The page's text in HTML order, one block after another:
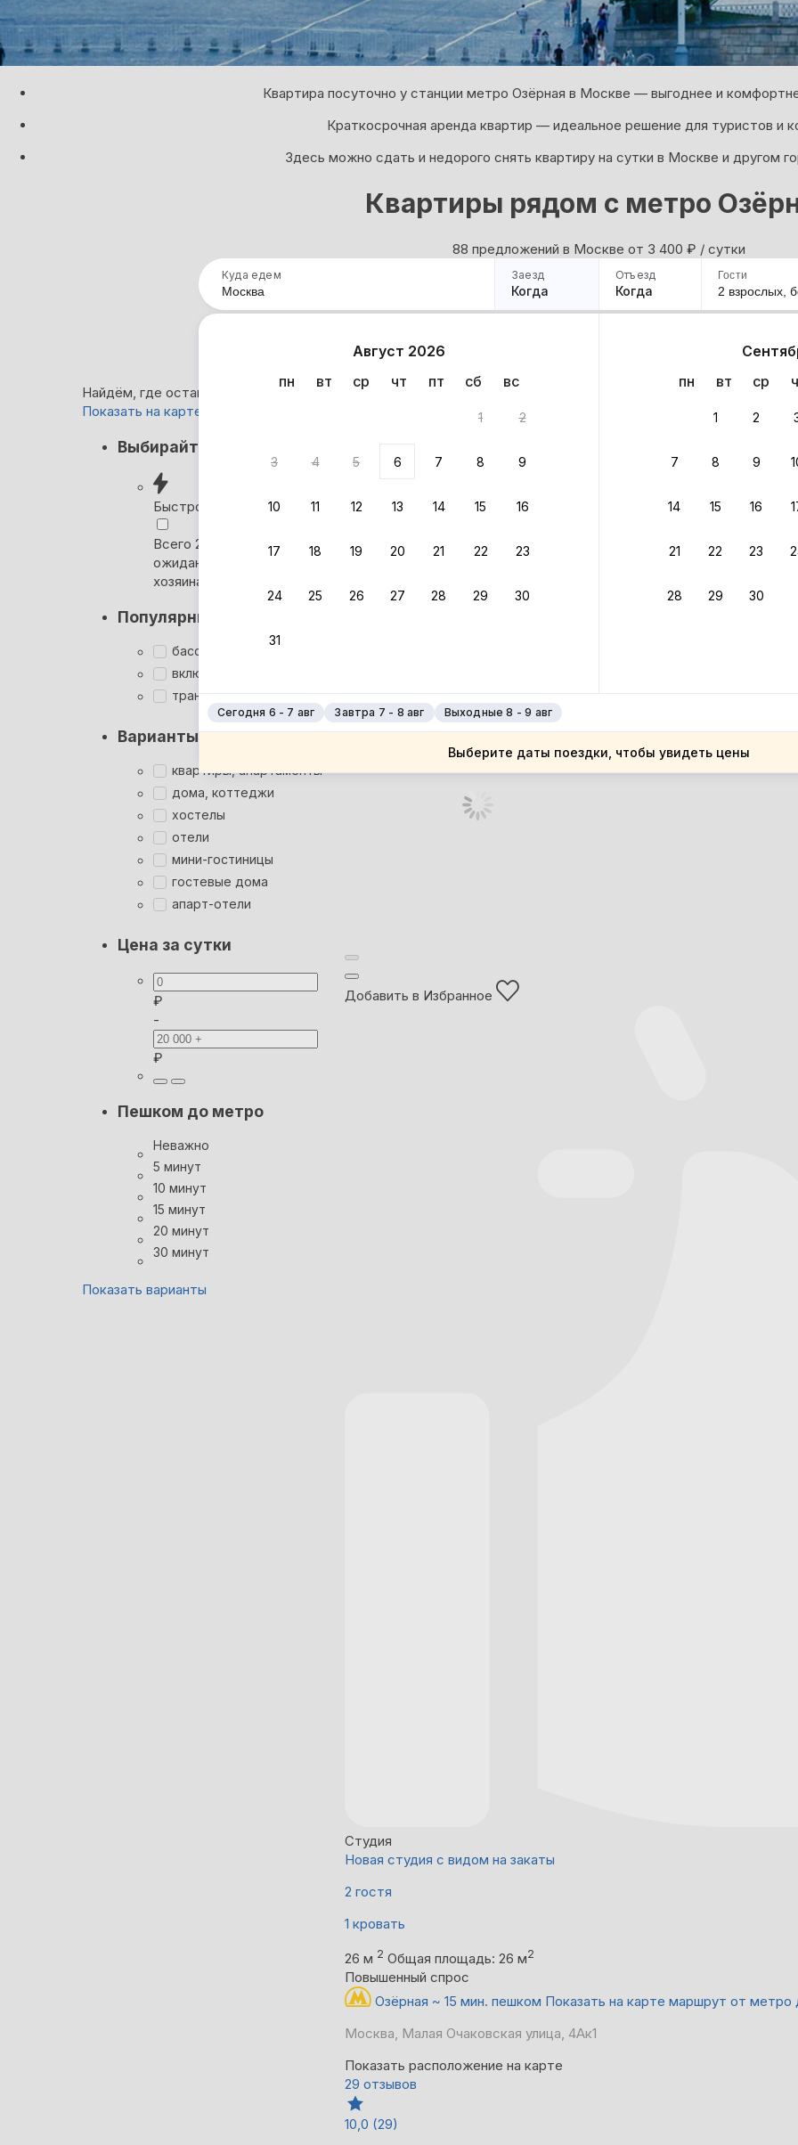
Квартира посуточно у станции метро Озёрная в Москве — выгоднее и
Краткосрочная аренда квартир — идеальное решение для туристов и
Здесь можно сдать и недорого снять квартиру на сутки в Москве и другом
Квартиры рядом с метро
88 предложений в Москве oт 3 400 ₽ / сутки
Куда едем Заезд
Когда
Отъезд
Когда
Август 2026
пн
вт ср чт пт сб вс
1 2
3 4 5 6 7 8 9
10 11 12 13 14 15 16
17 18 19 20 21 22 23
24 25 26 27 28 29 30
31
пн
вт ср
1 2
7 8 9
14 15 16
21 22 23
28 29 30
Сегодня 6 - 7 авг Завтра 7 - 8 авг Выходные 8 - 9 авг
Выберите даты поездки, чтобы увидеть цены
Гости
2 взрослых,
Найдём, где остановиться в Москве: 88 вариантов
Показать на карте
Выбирайте лучшее
Быстрое бронирование
Всего 2 минуты, без
ожидания ответа от
хозяина
Популярные фильтры
бассейн
включён завтрак
трансфер
Варианты размещения
квартиры, апартаменты
дома, коттеджи
хостелы
отели
мини-гостиницы
гостевые дома
апарт-отели
Цена за сутки
₽
-
₽
Пешком до метро
Неважно
5 минут
10 минут
15 минут
20 минут
30 минут
Показать варианты
Вернём бонусами
Суперхозяин
Добавить в Избранное
Студия
Новая студия с видом на закаты
2 гостя
1 кровать
26 м 2 Общая площадь: 26 м2
Повышенный спрос
Озёрная ~ 15 мин. пешком Показать на карте маршрут от метро
Москва, Малая Очаковская улица, 4Ак1
Показать расположение на карте
29 отзывов
10,0 (29)